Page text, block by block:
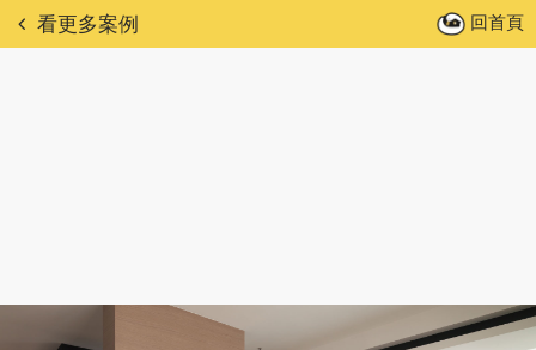
看更多案例 回首頁